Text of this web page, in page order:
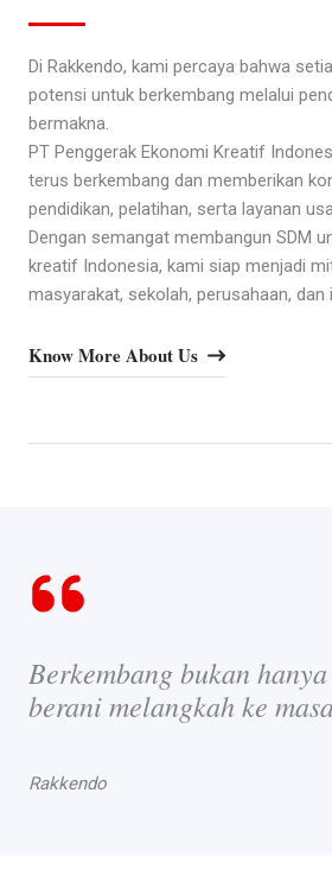
Di Rakkendo, kami percaya bahwa
potensi untuk berkembang melalui
bermakna.
PT Penggerak Ekonomi Kreatif
terus berkembang dan memberikan
pendidikan, pelatihan, serta layanan
Dengan semangat membangun SDM
kreatif Indonesia, kami siap menjadi
masyarakat, sekolah, perusahaan, dan
Know More About Us
Berkembang bukan
berani melangkah ke
Rakkendo